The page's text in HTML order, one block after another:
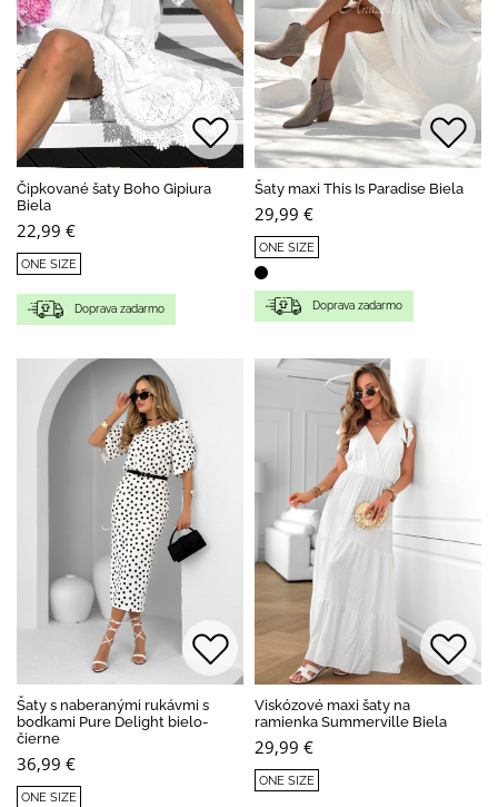
Čipkované šaty Boho Gipiura
Biela
22,99 €
ONE SIZE
Doprava zadarmo
Šaty maxi This Is Paradise Biela
29,99 €
ONE SIZE
Doprava zadarmo
Šaty s naberanými rukávmi s
bodkami Pure Delight bielo-
čierne
36,99 €
ONE SIZE
Viskózové maxi šaty na
ramienka Summerville Biela
29,99 €
ONE SIZE